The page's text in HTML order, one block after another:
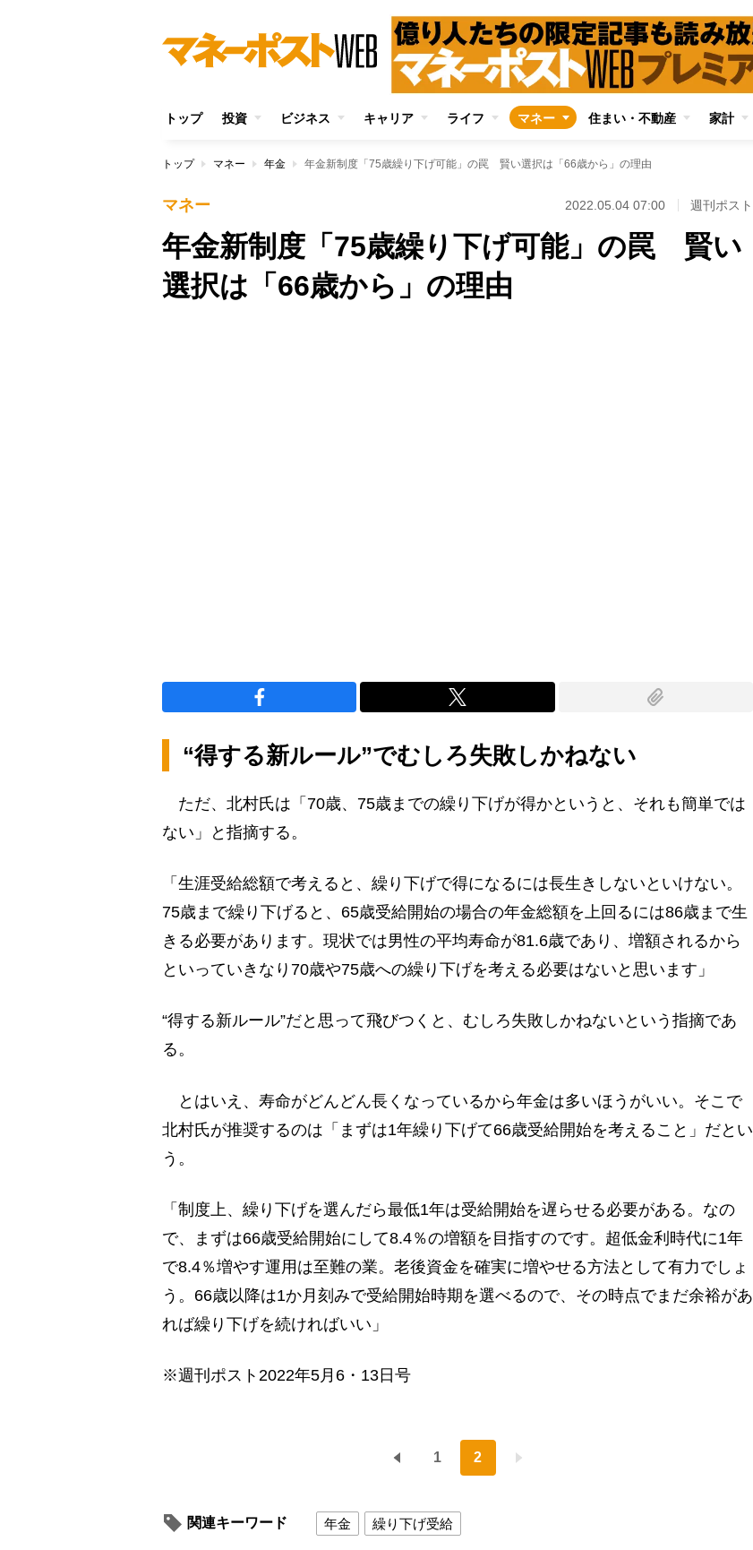
トップ 投資 ビジネス キャリア ライフ マネー 住まい・不動産 家計
トップ マネー 年金 年金新制度「75歳繰り下げ可能」の罠 賢い選択は「66歳から」の理由
マネー 2022.05.04 07:00 週刊ポスト
年金新制度「75歳繰り下げ可能」の罠 賢い
選択は「66歳から」の理由
“得する新ルール”でむしろ失敗しかねない
ただ、北村氏は「70歳、75歳までの繰り下げが得かというと、それも簡単では
ない」と指摘する。
「生涯受給総額で考えると、繰り下げで得になるには長生きしないといけない。
75歳まで繰り下げると、65歳受給開始の場合の年金総額を上回るには86歳まで生
きる必要があります。現状では男性の平均寿命が81.6歳であり、増額されるから
といっていきなり70歳や75歳への繰り下げを考える必要はないと思います」
“得する新ルール”だと思って飛びつくと、むしろ失敗しかねないという指摘であ
る。
とはいえ、寿命がどんどん長くなっているから年金は多いほうがいい。そこで
北村氏が推奨するのは「まずは1年繰り下げて66歳受給開始を考えること」だとい
う。
「制度上、繰り下げを選んだら最低1年は受給開始を遅らせる必要がある。なの
で、まずは66歳受給開始にして8.4％の増額を目指すのです。超低金利時代に1年
で8.4％増やす運用は至難の業。老後資金を確実に増やせる方法として有力でしょ
う。66歳以降は1か月刻みで受給開始時期を選べるので、その時点でまだ余裕があ
れば繰り下げを続ければいい」
※週刊ポスト2022年5月6・13日号
1 2
関連キーワード 年金 繰り下げ受給